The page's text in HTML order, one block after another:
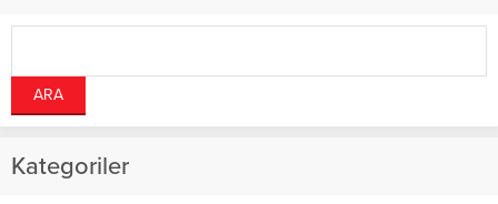
Kategoriler